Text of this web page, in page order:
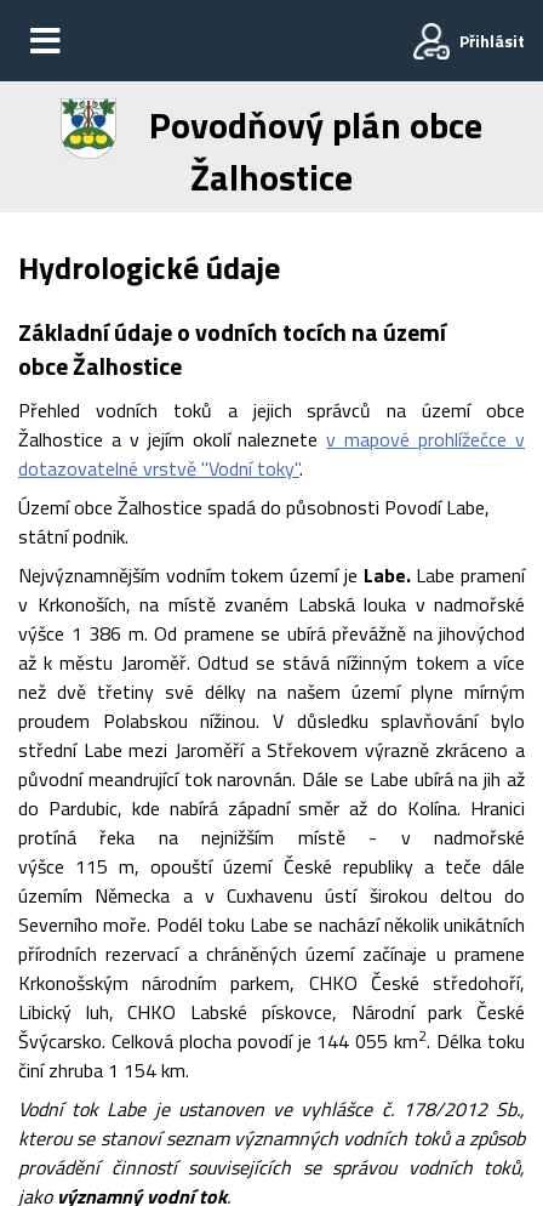
Přihlásit
Povodňový plán obce
Žalhostice
Hydrologické údaje
Základní údaje o vodních tocích na území
obce Žalhostice
Přehled vodních toků a jejich správců na území obce
Žalhostice a v jejím okolí naleznetev mapové prohlížečce v
dotazovatelné vrstvě "Vodní toky".
Území obce Žalhostice spadá do působnosti Povodí Labe,
státní podnik.
Nejvýznamnějším vodním tokem území je Labe. Labe pramení
v Krkonoších, na místě zvaném Labská louka v nadmořské
výšce 1 386 m. Od pramene se ubírá převážně na jihovýchod
až k městu Jaroměř. Odtud se stává nížinným tokem a více
než dvě třetiny své délky na našem území plyne mírným
proudem Polabskou nížinou. V důsledku splavňování bylo
střední Labe mezi Jaroměří a Střekovem výrazně zkráceno a
původní meandrující tok narovnán. Dále se Labe ubírá na jih až
do Pardubic, kde nabírá západní směr až do Kolína. Hranici
protíná řeka na nejnižším místě - v nadmořské
výšce 115 m, opouští území České republiky a teče dále
územím Německa a v Cuxhavenu ústí širokou deltou do
Severního moře. Podél toku Labe se nachází několik unikátních
přírodních rezervací a chráněných území začínaje u pramene
Krkonošským národním parkem, CHKO České středohoří,
Libický luh, CHKO Labské pískovce, Národní park České
Švýcarsko. Celková plocha povodí je 144 055 km2. Délka toku
činí zhruba 1 154 km.
Vodní tok Labe je ustanoven ve vyhlášce č. 178/2012 Sb.,
kterou se stanoví seznam významných vodních toků a způsob
provádění činností souvisejících se správou vodních toků,
jako významný vodní tok.